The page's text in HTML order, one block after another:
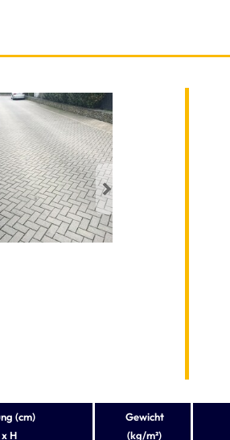
Next
(cm)
x H
Gewicht
(kg/m²)